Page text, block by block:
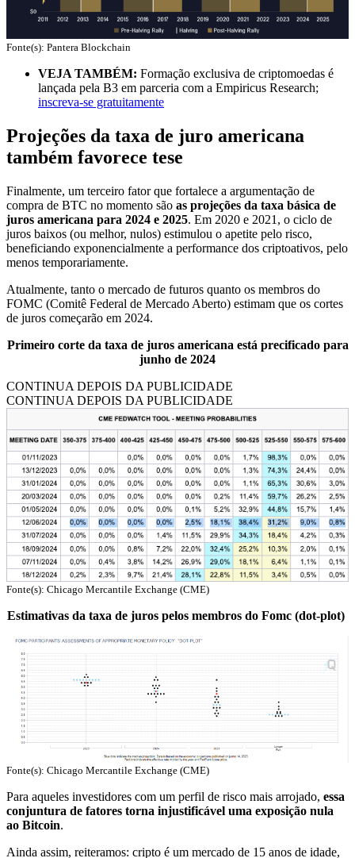
Fonte(s): Pantera Blockchain
VEJA TAMBÉM: Formação exclusiva de criptomoedas é
lançada pela B3 em parceria com a Empiricus Research;
inscreva-se gratuitamente
Projeções da taxa de juro americana
também favorece tese
Finalmente, um terceiro fator que fortalece a argumentação de
compra de BTC no momento são as projeções da taxa básica de
juros americana para 2024 e 2025. Em 2020 e 2021, o ciclo de
juros baixos (ou melhor, nulos) estimulou o apetite pelo risco,
beneficiando exponencialmente a performance dos criptoativos, pelo
menos temporariamente.
Atualmente, tanto o mercado de futuros quanto os membros do
FOMC (Comitê Federal de Mercado Aberto) estimam que os cortes
de juros começarão em 2024.
Primeiro corte da taxa de juros americana está precificado para
junho de 2024
CONTINUA DEPOIS DA PUBLICIDADE
CONTINUA DEPOIS DA PUBLICIDADE
Fonte(s): Chicago Mercantile Exchange (CME)
Estimativas da taxa de juros pelos membros do Fomc (dot-plot)
Fonte(s): Chicago Mercantile Exchange (CME)
Para aqueles investidores com um perfil de risco mais arrojado, essa
conjuntura de fatores torna injustificável uma exposição nula
ao Bitcoin.
Ainda assim, reiteramos: cripto é um mercado de 15 anos de idade,